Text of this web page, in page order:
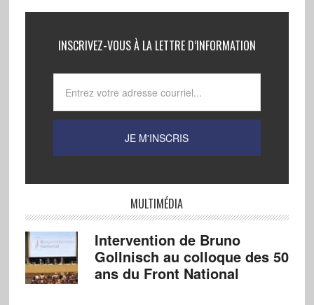
INSCRIVEZ-VOUS À LA LETTRE D’INFORMATION
MULTIMÉDIA
Intervention de Bruno
Gollnisch au colloque des 50
ans du Front National